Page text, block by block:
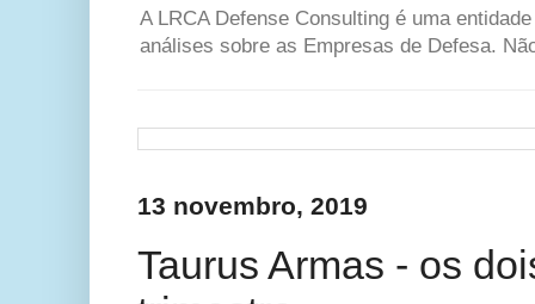
A LRCA Defense Consulting é uma
análises sobre as Empresas de Defesa.
13 novembro, 2019
Taurus Armas - os